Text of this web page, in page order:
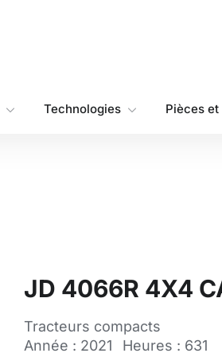
Technologies Pièces
JD 4066R 4X4
Tracteurs compacts
Année : 2021
Heures : 631